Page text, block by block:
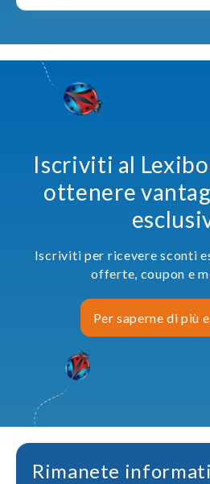
Iscriviti al
ottenere
Iscriviti per ricevere sconti
offerte, coupon e
Per saperne di più
Rimanete